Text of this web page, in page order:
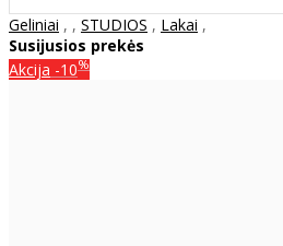
Geliniai , , STUDIOS , Lakai ,
Susijusios prekės
Akcija -10%